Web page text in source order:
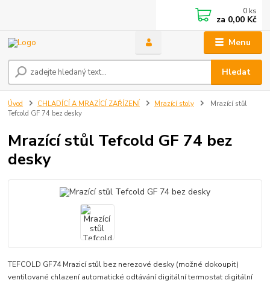
Menu
Hledat
0 ks
za 0,00 Kč
Úvod CHLADÍCÍ A MRAZÍCÍ ZAŘÍZENÍ Mrazící stoly
Mrazící stůl
Tefcold GF 74 bez desky
Mrazící stůl Tefcold GF 74 bez
desky
TEFCOLD GF74 Mrazicí stůl bez nerezové desky (možné dokoupit)
ventilované chlazení automatické odtávání digitální termostat digitální